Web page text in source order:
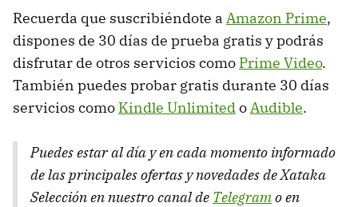
Recuerda que suscribiéndote a Amazon Prime,
dispones de 30 días de prueba gratis y podrás
disfrutar de otros servicios como Prime Video.
También puedes probar gratis durante 30 días
servicios como Kindle UnlimitedoAudible.
Puedes estar al día y en cada momento informado
de las principales ofertas y novedades de Xataka
Selección en nuestro canal de Telegramo en